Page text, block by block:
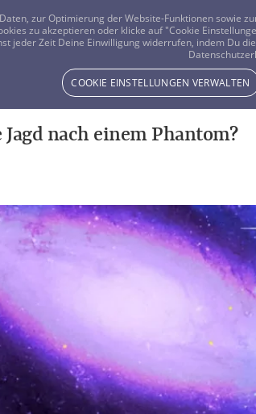
nach einem Phantom?
zur Optimierung der Website-Funktionen sowie
zu akzeptieren oder klicke auf "Cookie
jeder Zeit Deine Einwilligung widerrufen, indem Du
COOKIE EINSTELLUNGEN VERWALTEN